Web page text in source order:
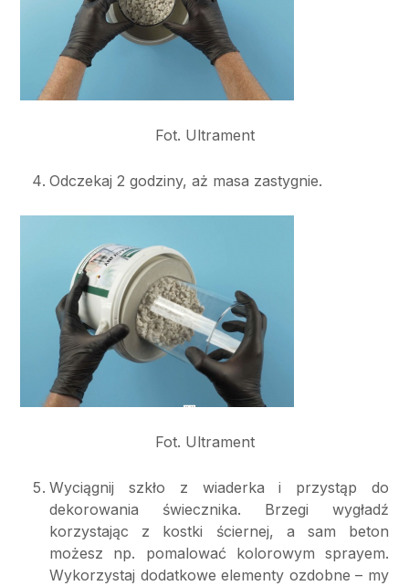
Fot. Ultrament
Odczekaj 2 godziny, aż masa zastygnie.
Fot. Ultrament
Wyciągnij szkło z wiaderka i przystąp do
dekorowania świecznika. Brzegi wygładź
korzystając z kostki ściernej, a sam beton
możesz np. pomalować kolorowym sprayem.
Wykorzystaj dodatkowe elementy ozdobne – my